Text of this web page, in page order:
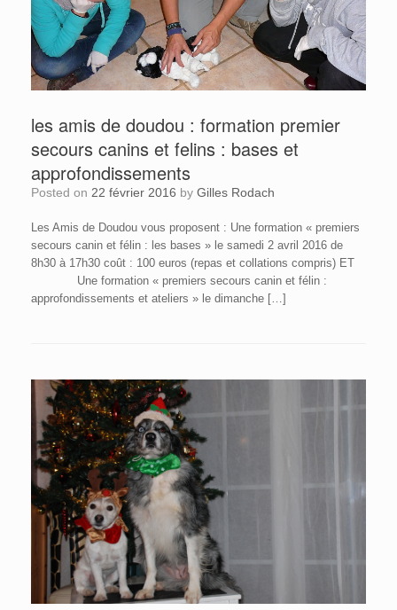
les amis de doudou : formation premier
secours canins et felins : bases et
approfondissements
Posted on 22 février 2016 by Gilles Rodach
Les Amis de Doudou vous proposent : Une formation « premiers
secours canin et félin : les bases » le samedi 2 avril 2016 de
8h30 à 17h30 coût : 100 euros (repas et collations compris) ET
Une formation « premiers secours canin et félin :
approfondissements et ateliers » le dimanche […]